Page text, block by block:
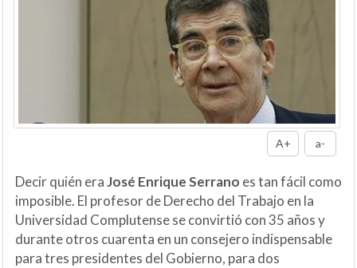
A+ a-
Decir quién eraJosé Enrique Serrano es tan fácil como
imposible. El profesor de Derecho del Trabajo en la
Universidad Complutense se convirtió con 35 años y
durante otros cuarenta en un consejero indispensable
para tres presidentes del Gobierno, para dos